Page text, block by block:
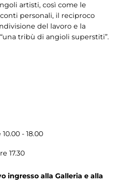
artisti, così come le
personali, il reciproco
del lavoro e la
tribù di angioli superstiti”.
- 18.00
17.30
ingresso alla Galleria e alla